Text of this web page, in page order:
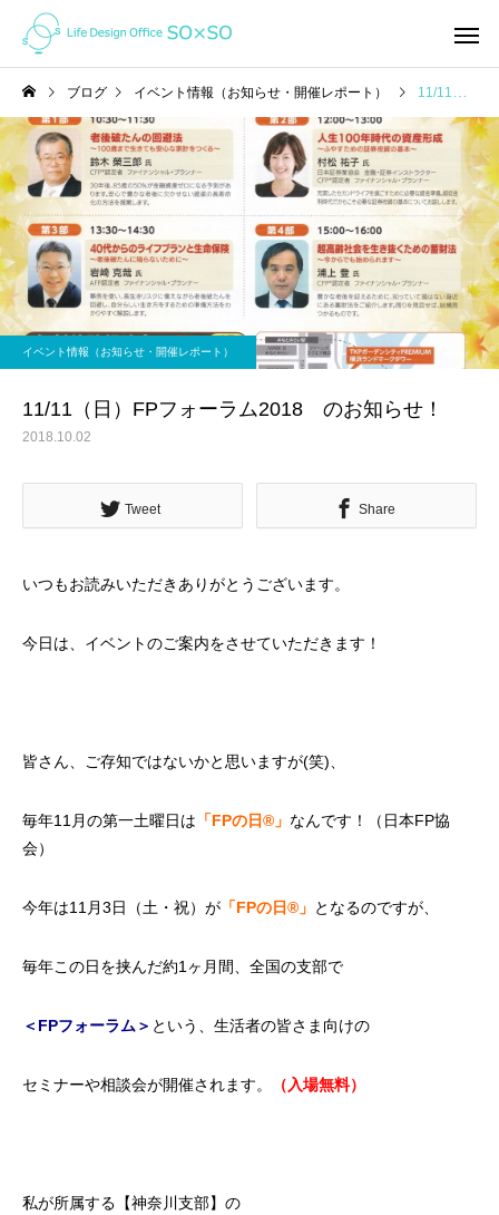
家計の整え方
オンライン（ZOOM)で家
計相談ってどんな感じ？
ライフプラン
「未来」はここから変
れる！ ＜私の「考え方」を
ガラッと変えたライフ
ブログ イベント情報（お知らせ・開催レポート） 11/11（日）FPフォーラム2018 のお知らせ！
イベント情報（お知らせ・開催レポート）
11/11（日）FPフォーラム2018 のお知らせ！
2018.10.02
Tweet Share
いつもお読みいただきありがとうございます。
今日は、イベントのご案内をさせていただきます！
皆さん、ご存知ではないかと思いますが(笑)、
毎年11月の第一土曜日は 「FPの日®」 なんです！（日本FP協
会）
今年は11月3日（土・祝）が 「FPの日®」 となるのですが、
毎年この日を挟んだ約1ヶ月間、全国の支部で
＜FPフォーラム＞ という、生活者の皆さま向けの
セミナーや相談会が開催されます。 （入場無料）
私が所属する【神奈川支部】の